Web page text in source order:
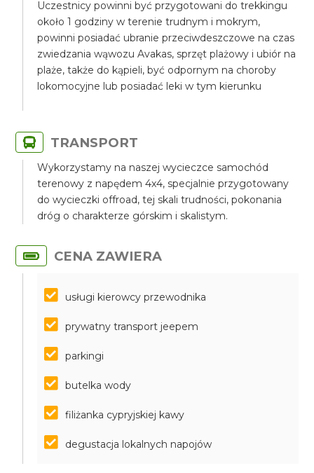
Uczestnicy powinni być przygotowani do trekkingu
około 1 godziny w terenie trudnym i mokrym,
powinni posiadać ubranie przeciwdeszczowe na czas
zwiedzania wąwozu Avakas, sprzęt plażowy i ubiór na
plaże, także do kąpieli, być odpornym na choroby
lokomocyjne lub posiadać leki w tym kierunku
TRANSPORT
Wykorzystamy na naszej wycieczce samochód
terenowy z napędem 4x4, specjalnie przygotowany
do wycieczki offroad, tej skali trudności, pokonania
dróg o charakterze górskim i skalistym.
CENA ZAWIERA
usługi kierowcy przewodnika
prywatny transport jeepem
parkingi
butelka wody
filiżanka cypryjskiej kawy
degustacja lokalnych napojów